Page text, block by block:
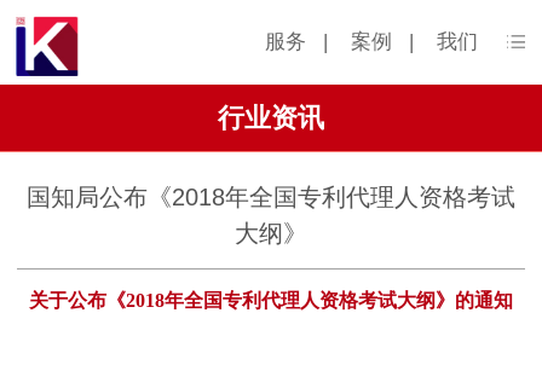
服务 | 案例 | 我们
行业资讯
国知局公布《2018年全国专利代理人资格考试
大纲》
关于公布《2018年全国专利代理人资格考试大纲》的通知